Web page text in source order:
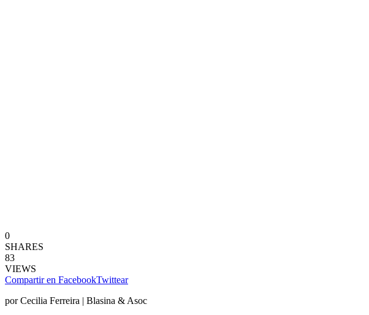
0
SHARES
83
VIEWS
Compartir en FacebookTwittear
por Cecilia Ferreira | Blasina & Asoc